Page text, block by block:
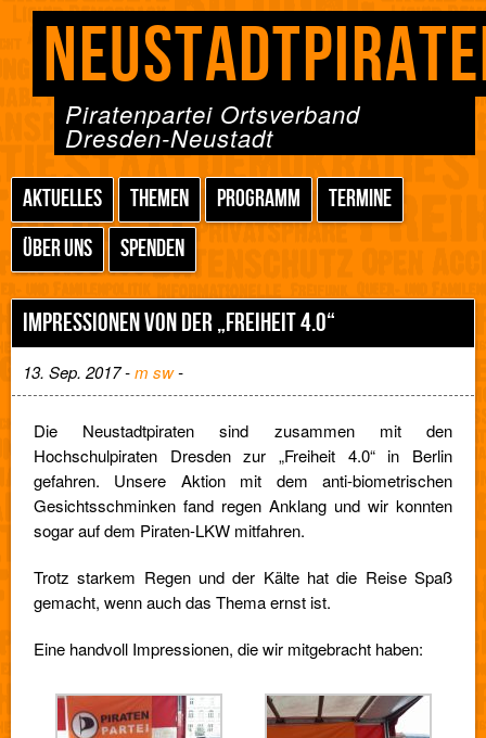
Piratenpartei Ortsverband
Dresden-Neustadt
AKTUELLES THEMEN PROGRAMM
TERMINE
ÜBER UNS
SPENDEN
IMPRESSIONEN VON DER „FREIHEIT 4.0“
13. Sep. 2017 -m sw-
Die Neustadtpiraten sind zusammen mit den
Hochschulpiraten Dresden zur „Freiheit 4.0“ in Berlin
gefahren. Unsere Aktion mit dem anti-biometrischen
Gesichtsschminken fand regen Anklang und wir konnten
sogar auf dem Piraten-LKW mitfahren.
Trotz starkem Regen und der Kälte hat die Reise Spaß
gemacht, wenn auch das Thema ernst ist.
Eine handvoll Impressionen, die wir mitgebracht haben: